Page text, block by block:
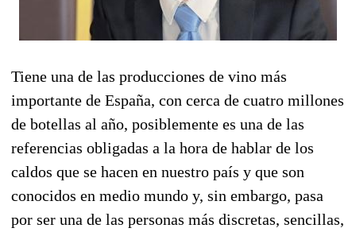
Tiene una de las producciones de vino más
importante de España, con cerca de cuatro millones
de botellas al año, posiblemente es una de las
referencias obligadas a la hora de hablar de los
caldos que se hacen en nuestro país y que son
conocidos en medio mundo y, sin embargo, pasa
por ser una de las personas más discretas, sencillas,